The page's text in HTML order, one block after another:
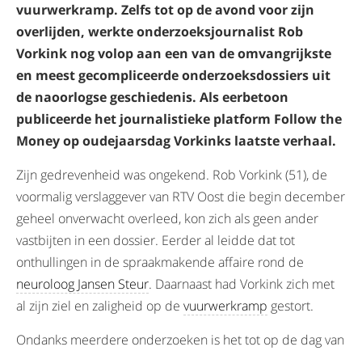
vuurwerkramp. Zelfs tot op de avond voor zijn
overlijden, werkte onderzoeksjournalist Rob
Vorkink nog volop aan een van de omvangrijkste
en meest gecompliceerde onderzoeksdossiers uit
de naoorlogse geschiedenis. Als eerbetoon
publiceerde het journalistieke platform Follow the
Money op oudejaarsdag Vorkinks laatste verhaal.
Zijn gedrevenheid was ongekend. Rob Vorkink (51), de
voormalig verslaggever van RTV Oost die begin december
geheel onverwacht overleed, kon zich als geen ander
vastbijten in een dossier. Eerder al leidde dat tot
onthullingen in de spraakmakende affaire rond de
neuroloog Jansen Steur. Daarnaast had Vorkink zich met
al zijn ziel en zaligheid op de vuurwerkramp gestort.
Ondanks meerdere onderzoeken is het tot op de dag van